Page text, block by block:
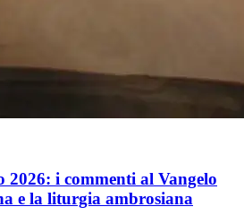
2026: i commenti al Vangelo
e la liturgia ambrosiana